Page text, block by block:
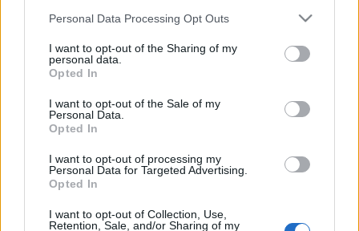
Please note that this website/app uses one or more Google
not limited to your visit or usage behaviour. You may click to
grant or deny consent to Google and its third-party tags to
use your data for below specified purposes in below Google
consent section.
Personal Data Processing Opt Outs
I want to opt-out of the Sharing of my
personal data.
Opted In
I want to opt-out of the Sale of my
Personal Data.
Opted In
I want to opt-out of processing my
Personal Data for Targeted Advertising.
Opted In
I want to opt-out of Collection, Use,
Retention, Sale, and/or Sharing of my
buherator•2011. június 15.
Izgalmas nap volt a tegnapi, a Microsoft és az Adobe
is nagyot frissített, következzen először is az előbbi
gyártó javítás-listája:MS11-038: Az OLE Automation
rosszul kezeli a WMF fájlokat, ami kódfuttatásra ad
lehetőséget speciálisan összeállított weboldalakon
keresztül. A…